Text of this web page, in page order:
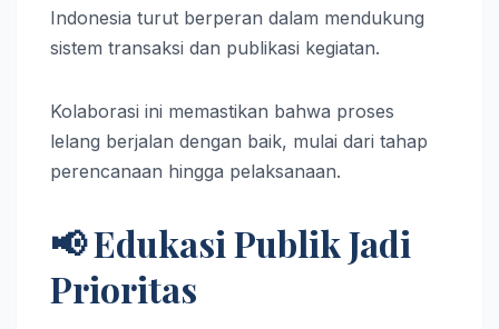
Indonesia turut berperan dalam mendukung
sistem transaksi dan publikasi kegiatan.
Kolaborasi ini memastikan bahwa proses
lelang berjalan dengan baik, mulai dari tahap
perencanaan hingga pelaksanaan.
📢 Edukasi Publik Jadi
Prioritas